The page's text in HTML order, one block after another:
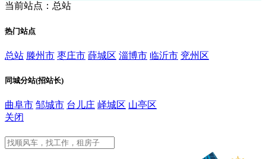
当前站点：总站
热门站点
总站 滕州市 枣庄市 薛城区 淄博市 临沂市 兖州区
同城分站(招站长)
曲阜市 邹城市 台儿庄 峄城区 山亭区
关闭